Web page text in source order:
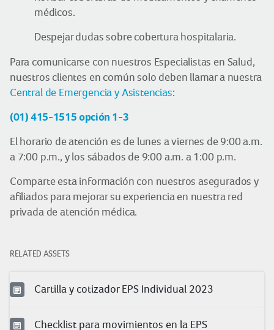
médicos.
Despejar dudas sobre cobertura hospitalaria.
Para comunicarse con nuestros Especialistas en Salud,
nuestros clientes en común solo deben llamar a nuestra
Central de Emergencia y Asistencias:
(01) 415-1515 opción 1-3
El horario de atención es de lunes a viernes de 9:00 a.m.
a 7:00 p.m., y los sábados de 9:00 a.m. a 1:00 p.m.
Comparte esta información con nuestros asegurados y
afiliados para mejorar su experiencia en nuestra red
privada de atención médica.
RELATED ASSETS
Cartilla y cotizador EPS Individual 2023
Checklist para movimientos en la EPS